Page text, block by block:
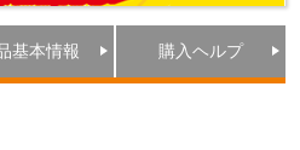
基本情報 購入ヘルプ